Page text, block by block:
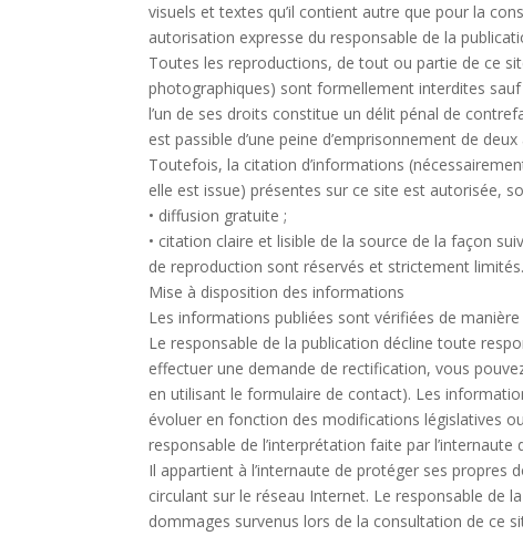
visuels et textes qu’il contient autre que pour la
autorisation expresse du responsable de la
Toutes les reproductions, de tout ou partie de ce
photographiques) sont formellement interdites
l’un de ses droits constitue un délit pénal de
est passible d’une peine d’emprisonnement de
Toutefois, la citation d’informations
elle est issue) présentes sur ce site est autorisée,
• diffusion gratuite ;
• citation claire et lisible de la source de la façon
de reproduction sont réservés et strictement
Mise à disposition des informations
Les informations publiées sont vérifiées de
Le responsable de la publication décline toute
effectuer une demande de rectification, vous
en utilisant le formulaire de contact). Les
évoluer en fonction des modifications législatives
responsable de l’interprétation faite par
Il appartient à l’internaute de protéger ses propres
circulant sur le réseau Internet. Le responsable de
dommages survenus lors de la consultation de ce